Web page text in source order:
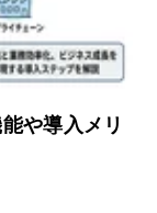
や導入メリ